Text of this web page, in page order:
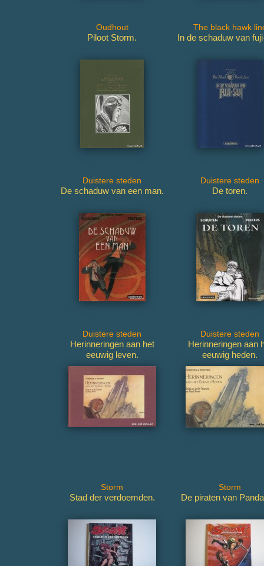
Oudhout
Piloot Storm.
The black hawk
In de schaduw van
Duistere steden
De schaduw van een man.
Duistere steden
De toren.
Duistere steden
Herinneringen aan het
eeuwig leven.
Duistere steden
Herinneringen aan
eeuwig heden.
Storm
Stad der verdoemden.
Storm
De piraten van